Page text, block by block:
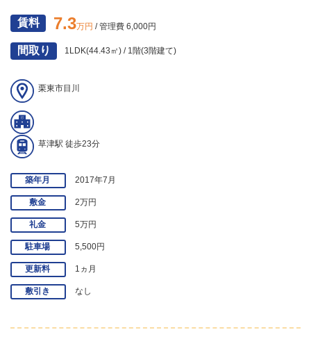
賃料 7.3万円 / 管理費 6,000円
間取り 1LDK(44.43㎡) / 1階(3階建て)
栗東市目川
草津駅 徒歩23分
築年月 2017年7月
敷金 2万円
礼金 5万円
駐車場 5,500円
更新料 1ヵ月
敷引き なし